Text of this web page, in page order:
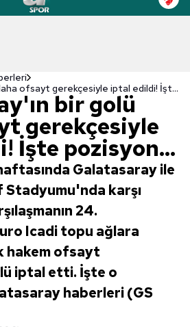
Galatasaray'ın bir golü daha ofsayt gerekçesiyle iptal edildi! İşte pozisyon...
bir golü
gerekçesiyle
İşte pozisyon...
Galatasaray ile
karşı
24.
Icadi topu ağlara
hakem ofsayt
iptal etti. İşte o
haberleri (GS